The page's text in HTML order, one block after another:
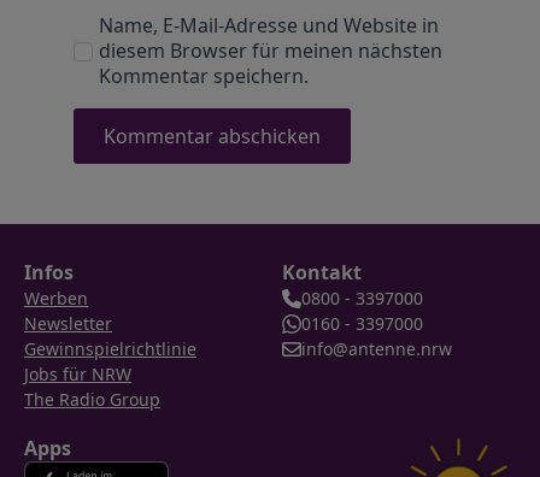
Name, E-Mail-Adresse und Website in
diesem Browser für meinen nächsten
Kommentar speichern.
Infos
Werben
Newsletter
Gewinnspielrichtlinie
Jobs für NRW
The Radio Group
Kontakt
0800 - 3397000
0160 - 3397000
info@antenne.nrw
Apps